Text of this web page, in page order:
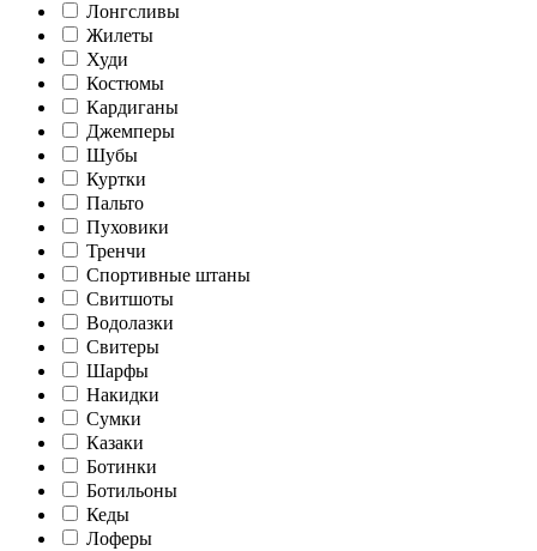
Лонгсливы
Жилеты
Худи
Костюмы
Кардиганы
Джемперы
Шубы
Куртки
Пальто
Пуховики
Тренчи
Спортивные штаны
Свитшоты
Водолазки
Свитеры
Шарфы
Накидки
Сумки
Казаки
Ботинки
Ботильоны
Кеды
Лоферы